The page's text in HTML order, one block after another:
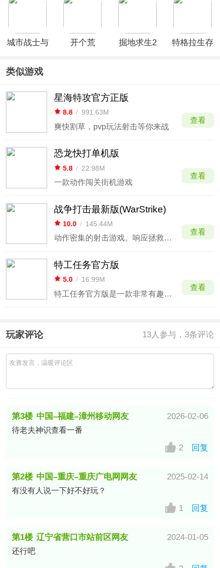
(Cover
Omniverse)
城市战士与
方版
开个荒
掘地求生2
特格拉生存
类似游戏
星海特攻官方正版
8.8 / 991.63M
爽快割草，pvp玩法射击等你来战
查看
恐龙快打单机版
5.8 / 22.98M
一款动作闯关街机游戏
查看
战争打击最新版(WarStrike)
10.0 / 145.44M
动作密集的射击游戏。响应拯救人类的号召
查看
特工任务官方版
5.0 / 16.99M
特工任务官方版是一款非常有趣刺激的动作冒险闯关游戏，如果说你是一个特工迷那么这款游戏便是为你制作而来。采用了超高清的3D卡通画风设计，以特工题材为背景打造的全新冒险之旅，玩法简单趣味易上手。
查看
玩家评论 13 人参与，3条评论
第3楼 中国–福建–漳州移动网友 2026-02-06
待老夫神识查看一番
2 回复
第2楼 中国–重庆–重庆广电网网友 2025-02-14
有没有人说一下好不好玩？
1 回复
第1楼 辽宁省营口市站前区网友 2024-01-05
还行吧